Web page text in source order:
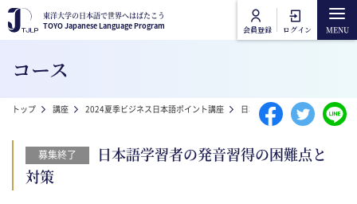
メインコンテンツに移動
東洋大学の日本語で世界へはばたこう
TOYO Japanese Language Program
会員登録 ログイン
東洋大学の日本語で世界へはばたこう
TOYO Japanese Language Program
Main navigation
東洋大学日本語講座
コース
パンくず
トップ 講座 2024夏季ビジネス日本語ポイント講座 日本語学習者の発音習得の困難
募集終了
日本語学習者の発音習得の困難点と
対策